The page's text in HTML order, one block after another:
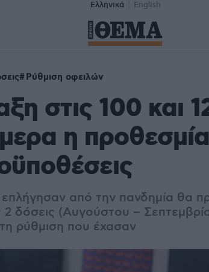
Ελληνικά English
Ρύθμιση οφειλών
στις 100 και
η
από την πανδημία θα
2 δόσεις (Αυγούστου –
ρύθμιση που έχασαν